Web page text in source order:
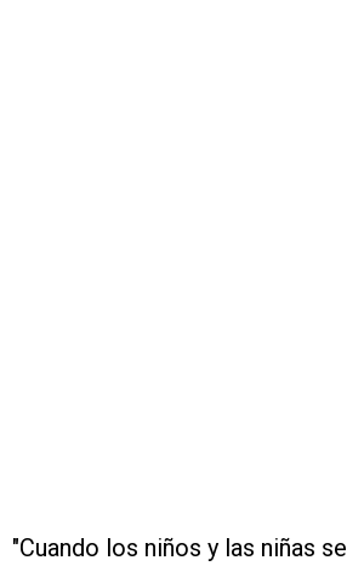
"Cuando los niños y las niñas